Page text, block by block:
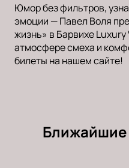
Юмор без фильтров,
эмоции — Павел Воля
жизнь» в Барвихе
атмосфере смеха и
билеты на нашем сайте!
Ближайшие